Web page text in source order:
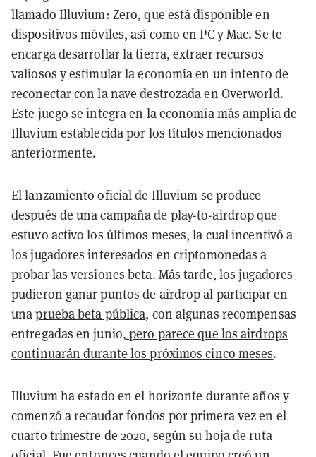
llamado Illuvium: Zero, que está disponible en
dispositivos móviles, así como en PC y Mac. Se te
encarga desarrollar la tierra, extraer recursos
valiosos y estimular la economía en un intento de
reconectar con la nave destrozada en Overworld.
Este juego se integra en la economía más amplia de
Illuvium establecida por los títulos mencionados
anteriormente.
El lanzamiento oficial de Illuvium se produce
después de una campaña de play-to-airdrop que
estuvo activo los últimos meses, la cual incentivó a
los jugadores interesados en criptomonedas a
probar las versiones beta. Más tarde, los jugadores
pudieron ganar puntos de airdrop al participar en
unaprueba beta pública, con algunas recompensas
entregadas en junio, pero parece que los airdrops
continuarán durante los próximos cinco meses.
Illuvium ha estado en el horizonte durante años y
comenzó a recaudar fondos por primera vez en el
cuarto trimestre de 2020, según su hoja de ruta